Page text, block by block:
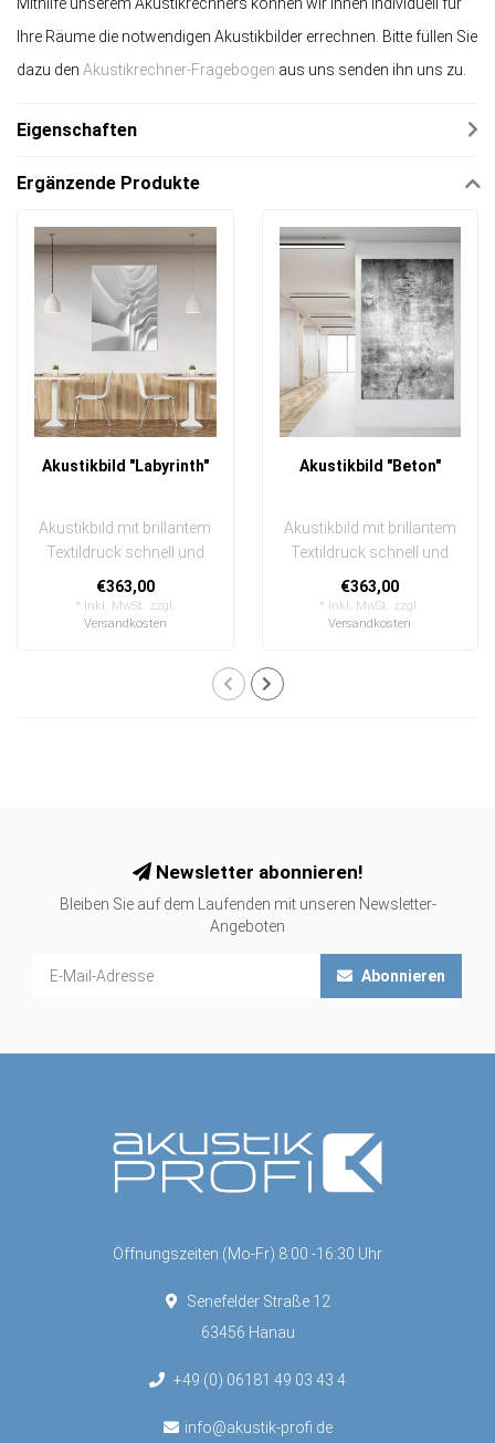
Ihre Räume die notwendigen Akustikbilder errechnen. Bitte füllen Sie
dazu den Akustikrechner-Fragebogen aus uns senden ihn uns zu.
Eigenschaften
Ergänzende Produkte
Akustikbild "Labyrinth"
Akustikbild mit brillantem
Textildruck schnell und
einfach austauschbar
In eine..
€363,00
* Inkl. MwSt. zzgl.
Versandkosten
Akustikbild "Beton"
Akustikbild mit brillantem
Textildruck schnell und
einfach austauschbar
In eine..
€363,00
* Inkl. MwSt. zzgl.
Versandkosten
Newsletter abonnieren!
Bleiben Sie auf dem Laufenden mit unseren Newsletter-
Angeboten
Abonnieren
Öffnungszeiten (Mo-Fr) 8:00 -16:30 Uhr
Senefelder Straße 12
63456 Hanau
+49 (0) 06181 49 03 43 4
info@akustik-profi.de